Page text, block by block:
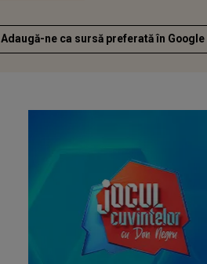
Adaugă-ne ca sursă preferată în Google